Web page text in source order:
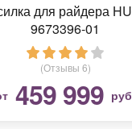
для райдера
9673396-01
(Отзывы 6)
459 999